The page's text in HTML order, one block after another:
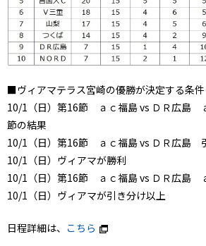
■ヴィアマテラス宮崎の優勝が決定する条件
10/1（日）第16節 ａｃ福島 vs ＤＲ広
節の結果
10/1（日）第16節 ａｃ福島 vs ＤＲ
10/1（日）ヴィアマが勝利
10/1（日）第16節 ａｃ福島 vs ＤＲ広
10/1（日）ヴィアマが引き分け以上
日程詳細は、 こちら